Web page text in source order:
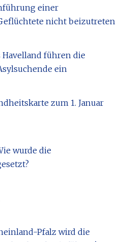
einer
nicht beizutreten
führen die
ein
zum 1. Januar
wurde die
Pfalz wird die